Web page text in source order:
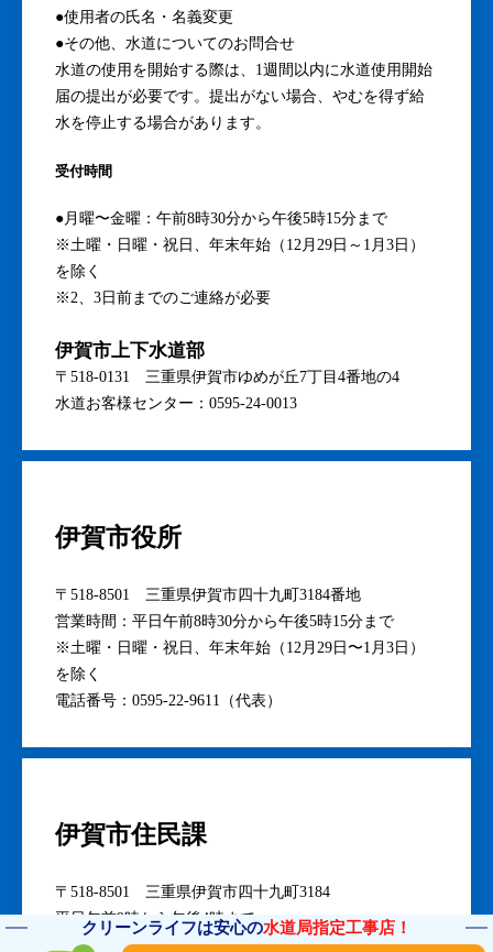
●使用者の氏名・名義変更
●その他、水道についてのお問合せ
水道の使用を開始する際は、1週間以内に水道使用開始
届の提出が必要です。提出がない場合、やむを得ず給
水を停止する場合があります。
受付時間
●月曜〜金曜：午前8時30分から午後5時15分まで
※土曜・日曜・祝日、年末年始（12月29日～1月3日）
を除く
※2、3日前までのご連絡が必要
伊賀市上下水道部
〒518-0131 三重県伊賀市ゆめが丘7丁目4番地の4
水道お客様センター：0595-24-0013
伊賀市役所
〒518-8501 三重県伊賀市四十九町3184番地
営業時間：平日午前8時30分から午後5時15分まで
※土曜・日曜・祝日、年末年始（12月29日〜1月3日）
を除く
電話番号：0595-22-9611（代表）
伊賀市住民課
〒518-8501 三重県伊賀市四十九町3184
平日午前9時から午後4時まで
※土曜・日曜・祝日、年末年始を除く
クリーンライフは安心の水道局指定工事店！